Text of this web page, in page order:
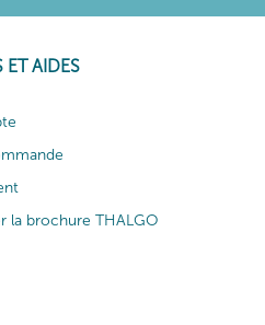
ET AIDES
la brochure THALGO